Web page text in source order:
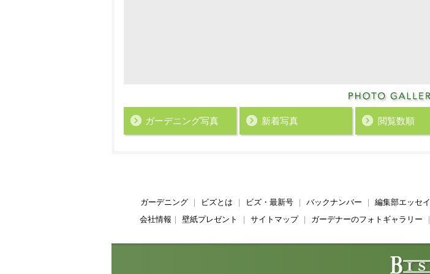
ガーデニング写真 新着写真 閲覧数順
ガーデニング｜ ビズとは ビズ・最新号｜ バックナンバー 編集部エッセイ
会社情報
壁紙プレゼント サイトマップ｜ ガーデナーのフォトギャラリー